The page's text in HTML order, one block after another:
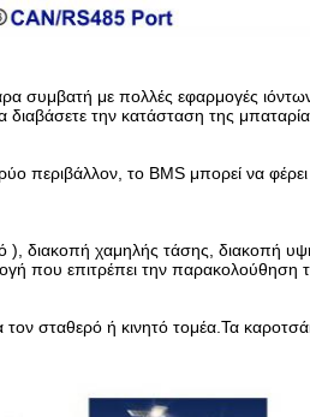
με πολλές εφαρμογές ιόντων
την κατάσταση της
περιβάλλον, το BMS μπορεί να
), διακοπή χαμηλής τάσης, διακοπή
που επιτρέπει την
τον σταθερό ή κινητό τομέα.Τα